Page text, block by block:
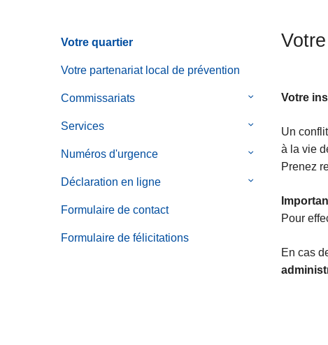
Votre quartier
Votre partenariat local de prévention
Commissariats
le
de
Commissariats
Services
le
de
Services
Numéros d'urgence
le
Numéros
Déclaration en ligne
le
Déclaration
Formulaire de contact
Formulaire de félicitations
Votre
Un
à la vie
Prenez
Pour
En cas